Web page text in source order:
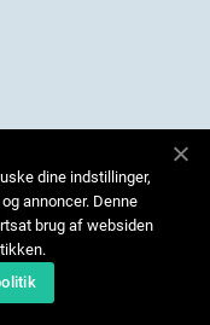
dine indstillinger,
annoncer. Denne
brug af websiden